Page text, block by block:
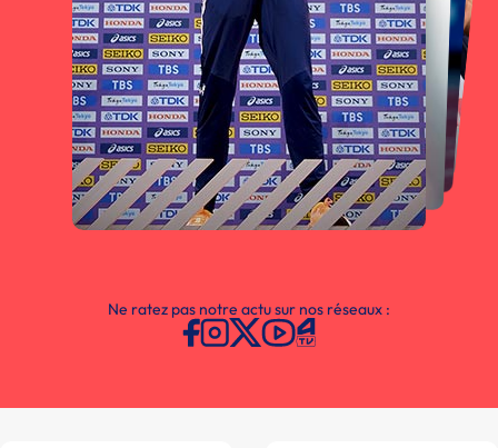
Ne ratez pas notre actu sur nos réseaux :